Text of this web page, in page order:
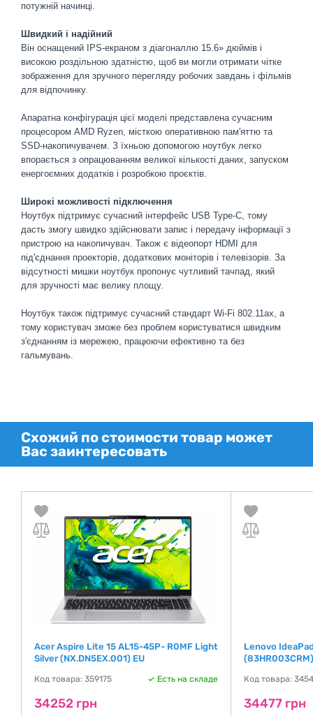
потужній начинці.
Швидкий і надійний
Він оснащений IPS-екраном з діагоналлю 15.6» дюймів і
високою роздільною здатністю, щоб ви могли отримати чітке
зображення для зручного перегляду робочих завдань і фільмів
для відпочинку.
Апаратна конфігурація цієї моделі представлена сучасним
процесором AMD Ryzen, місткою оперативною пам'яттю та
SSD-накопичувачем. З їхньою допомогою ноутбук легко
впорається з опрацюванням великої кількості даних, запуском
енергоємних додатків і розробкою проєктів.
Широкі можливості підключення
Ноутбук підтримує сучасний інтерфейс USB Type-C, тому
дасть змогу швидко здійснювати запис і передачу інформації з
пристрою на накопичувач. Також є відеопорт HDMI для
під'єднання проекторів, додаткових моніторів і телевізорів. За
відсутності мишки ноутбук пропонує чутливий тачпад, який
для зручності має велику площу.
Ноутбук також підтримує сучасний стандарт Wi-Fi 802.11ax, а
тому користувач зможе без проблем користуватися швидким
з'єднанням із мережею, працюючи ефективно та без
гальмувань.
Схожий по стоимости товар может
Вас заинтересовать
Acer Aspire Lite 15 AL15-45P- R0MF Light
Silver (NX.DN5EX.001) EU
Код товара: 359175 Есть на складе
34252 грн
Lenovo
Код товара:
34477 грн